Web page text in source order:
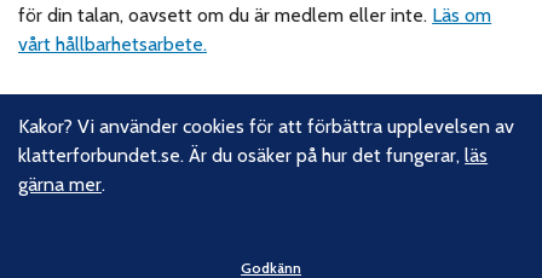
för din talan, oavsett om du är medlem eller inte. Läs om
vårt hållbarhetsarbete.
Följ oss
Facebook
Instagram
Kakor? Vi använder cookies för att förbättra upplevelsen av
klatterforbundet.se. Är du osäker på hur det fungerar,läs
gärna mer.
Godkänn